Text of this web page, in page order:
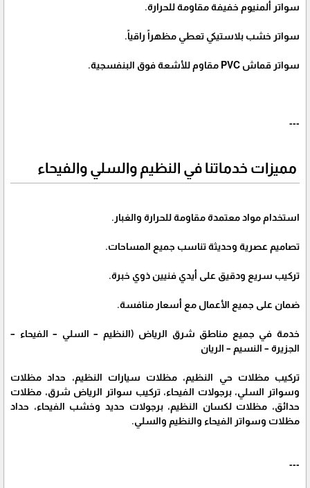
سواتر ألمنيوم خفيفة مقاومة للحرارة.
سواتر خشب بلاستيكي تعطي مظهراً راقياً.
سواتر قماش PVC مقاوم للأشعة فوق البنفسجية.
---
مميزات خدماتنا في النظيم والسلي والفيحاء
استخدام مواد معتمدة مقاومة للحرارة والغبار.
تصاميم عصرية وحديثة تناسب جميع المساحات.
تركيب سريع ودقيق على أيدي فنيين ذوي خبرة.
ضمان على جميع الأعمال مع أسعار منافسة.
خدمة في جميع مناطق شرق الرياض (النظيم – السلي – الفيحاء –
الجزيرة – النسيم – الريان
تركيب مظلات حي النظيم، مظلات سيارات النظيم، حداد مظلات
وسواتر السلي، برجولات الفيحاء، تركيب سواتر الرياض شرق، مظلات
حدائق، مظلات لكسان النظيم، برجولات حديد وخشب الفيحاء، حداد
مظلات وسواتر الفيحاء والنظيم والسلي.
---